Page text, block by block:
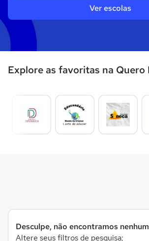
Ver escolas
Explore as favoritas na Quero
Desculpe, não encontramos
Altere seus filtros de pesquisa;